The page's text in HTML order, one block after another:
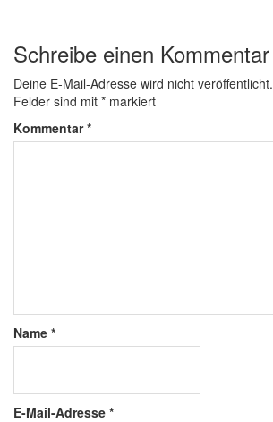
Schreibe einen Kommentar
Deine E-Mail-Adresse wird nicht veröffentlicht.
Felder sind mit * markiert
Kommentar*
Name *
E-Mail-Adresse *